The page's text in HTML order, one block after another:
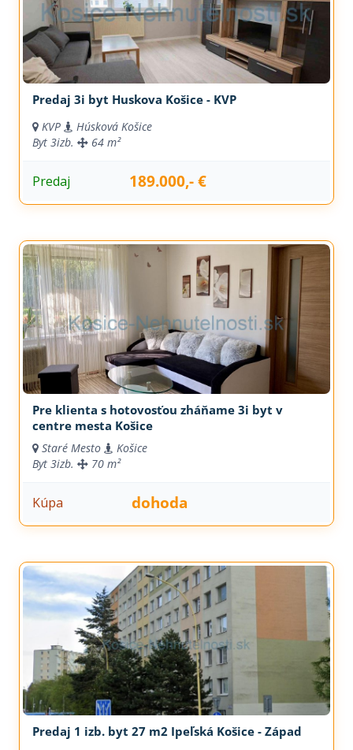
Predaj 3i byt Huskova Košice - KVP
KVP
Húsková Košice
Byt 3izb. 64 m²
Predaj 189.000,- €
Pre klienta s hotovosťou zháňame 3i byt v
centre mesta Košice
Staré Mesto
Košice
Byt 3izb. 70 m²
Kúpa dohoda
Predaj 1 izb. byt 27 m2 Ipeľská Košice - Západ